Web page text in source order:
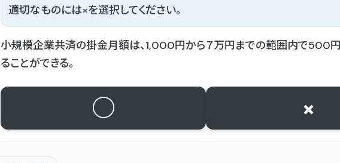
適切なものには×を選択してください。
小規模企業共済の掛金月額は、1,000円から７万円までの範囲内で500
ることができる。
○ ×